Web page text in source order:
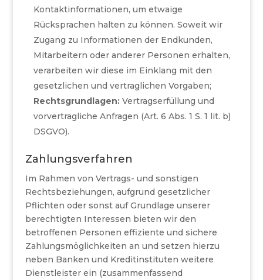
Kontaktinformationen, um etwaige
Rücksprachen halten zu können. Soweit wir
Zugang zu Informationen der Endkunden,
Mitarbeitern oder anderer Personen erhalten,
verarbeiten wir diese im Einklang mit den
gesetzlichen und vertraglichen Vorgaben;
Rechtsgrundlagen:Vertragserfüllung und
vorvertragliche Anfragen (Art. 6 Abs. 1 S. 1 lit. b)
DSGVO).
Zahlungsverfahren
Im Rahmen von Vertrags- und sonstigen
Rechtsbeziehungen, aufgrund gesetzlicher
Pflichten oder sonst auf Grundlage unserer
berechtigten Interessen bieten wir den
betroffenen Personen effiziente und sichere
Zahlungsmöglichkeiten an und setzen hierzu
neben Banken und Kreditinstituten weitere
Dienstleister ein (zusammenfassend